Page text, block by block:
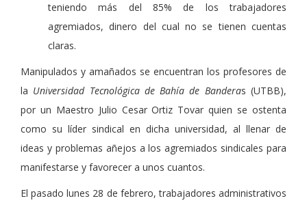
teniendo más del 85% de los trabajadores
agremiados, dinero del cual no se tienen cuentas
claras.
Manipulados y amañados se encuentran los profesores de
la Universidad Tecnológica de Bahía de Banderas (UTBB),
por un Maestro Julio Cesar Ortiz Tovar quien se ostenta
como su líder sindical en dicha universidad, al llenar de
ideas y problemas añejos a los agremiados sindicales para
manifestarse y favorecer a unos cuantos.
El pasado lunes 28 de febrero, trabajadores administrativos